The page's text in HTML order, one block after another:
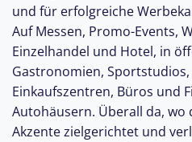
und für erfolgreiche
Auf Messen, Promo-Events,
Einzelhandel und Hotel, in
Gastronomien,
Einkaufszentren, Büros und
Autohäusern. Überall da, wo
Akzente zielgerichtet und